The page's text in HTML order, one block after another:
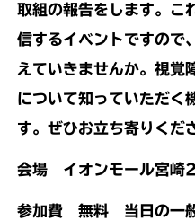
取組の報告をします。こ
信するイベントですので
えていきませんか。視覚
について知っていただく
す。ぜひお立ち寄りくだ
会場 イオンモール宮崎
参加費 無料 当日の一般